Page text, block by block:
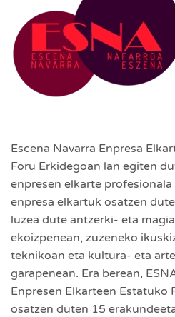
Escena Navarra Enpresa
Foru Erkidegoan lan egiten
enpresen elkarte profesionala
enpresa elkartuk osatzen
luzea dute antzerki- eta
ekoizpenean, zuzeneko
teknikoan eta kultura- eta
garapenean. Era berean,
Enpresen Elkarteen Estatuko
osatzen duten 15